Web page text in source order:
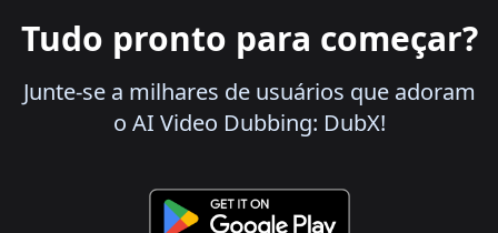
Tudo pronto para começar?
Junte-se a milhares de usuários que adoram
o AI Video Dubbing: DubX!